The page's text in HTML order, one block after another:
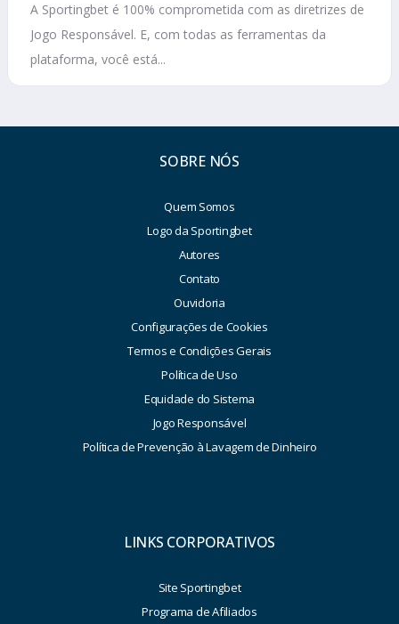
A Sportingbet é 100% comprometida com as diretrizes de
Jogo Responsável. E, com todas as ferramentas da
plataforma, você está...
SOBRE NÓS
Quem Somos
Logo da Sportingbet
Autores
Contato
Ouvidoria
Configurações de Cookies
Termos e Condições Gerais
Política de Uso
Equidade do Sistema
Jogo Responsável
Política de Prevenção à Lavagem de Dinheiro
LINKS CORPORATIVOS
Site Sportingbet
Programa de Afiliados